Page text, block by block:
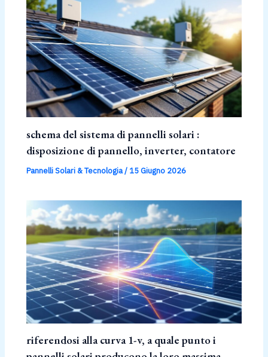
schema del sistema di pannelli solari :
disposizione di pannello, inverter, contatore
Pannelli Solari & Tecnologia/ 15 Giugno 2026
riferendosi alla curva 1-v, a quale punto i